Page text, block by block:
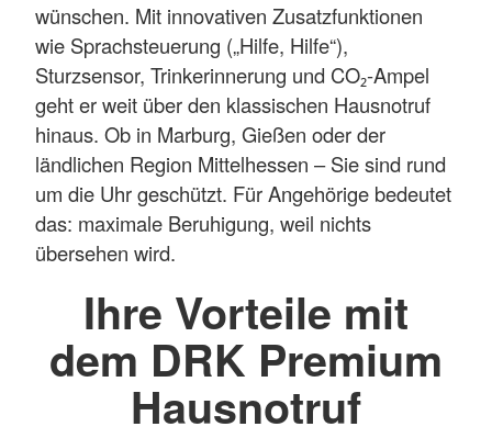
wünschen. Mit innovativen Zusatzfunktionen
wie Sprachsteuerung („Hilfe, Hilfe“),
Sturzsensor, Trinkerinnerung und CO₂-Ampel
geht er weit über den klassischen Hausnotruf
hinaus. Ob in Marburg, Gießen oder der
ländlichen Region Mittelhessen – Sie sind rund
um die Uhr geschützt. Für Angehörige bedeutet
das: maximale Beruhigung, weil nichts
übersehen wird.
Ihre Vorteile mit
dem DRK Premium
Hausnotruf